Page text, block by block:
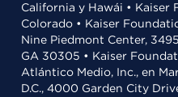
California y Hawái • Kaiser
Colorado • Kaiser
Nine Piedmont Center,
GA 30305 • Kaiser
Atlántico Medio, Inc., en
D.C., 4000 Garden City